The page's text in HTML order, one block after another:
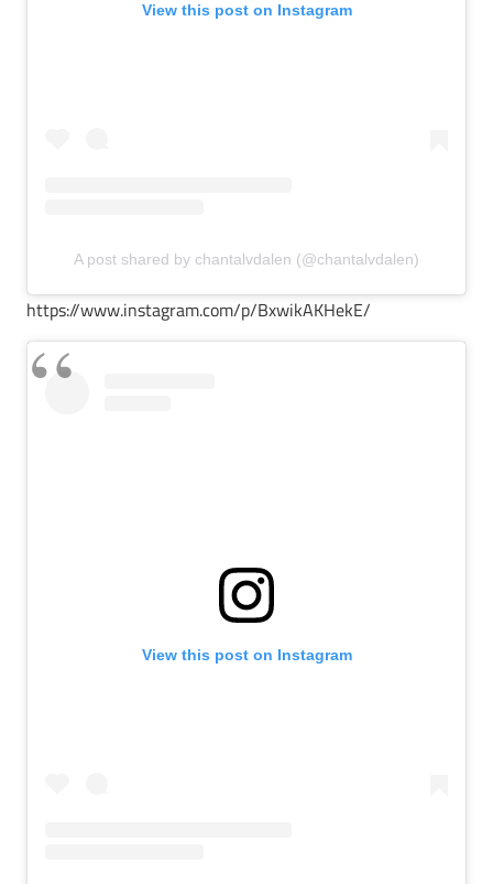
View this post on Instagram
A post shared by chantalvdalen (@chantalvdalen)
https://www.instagram.com/p/BxwikAKHekE/
View this post on Instagram